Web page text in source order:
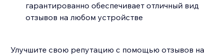
гарантированно обеспечивает отличный вид
отзывов на любом устройстве
Улучшите свою репутацию с помощью отзывов на